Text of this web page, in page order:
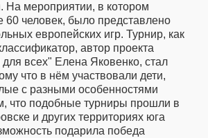
На мероприятии, в котором
60 человек, было представлено
европейских игр. Турнир, как
автор проекта
всех" Елена Яковенко, стал
что в нём участвовали дети,
с разными особенностями
что подобные турниры прошли в
и других территориях юга
подарила победа